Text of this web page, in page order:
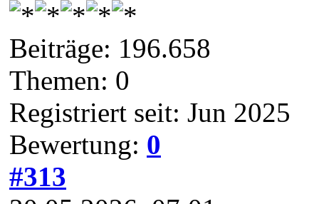
Beiträge: 196.658
Themen: 0
Registriert seit: Jun 2025
Bewertung: 0
#313